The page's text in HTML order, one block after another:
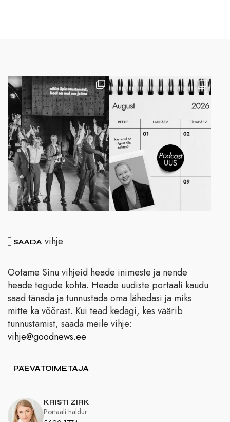
SAADA vihje
Ootame Sinu vihjeid heade inimeste ja nende
heade tegude kohta. Heade uudiste portaali kaudu
saad tänada ja tunnustada oma lähedasi ja miks
mitte ka võõrast. Kui tead kedagi, kes väärib
tunnustamist, saada meile vihje:
vihje@goodnews.ee
PÄEVATOIMETAJA
KRISTI ZIRK
Portaali haldur